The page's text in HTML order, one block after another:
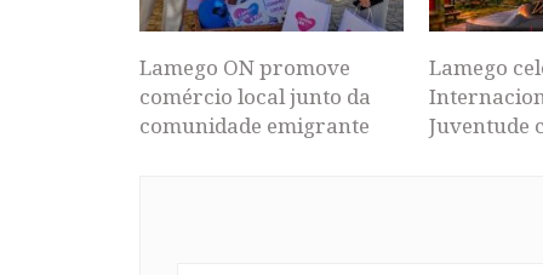
Lamego ON promove
comércio local junto da
comunidade emigrante
Lamego
Juventude